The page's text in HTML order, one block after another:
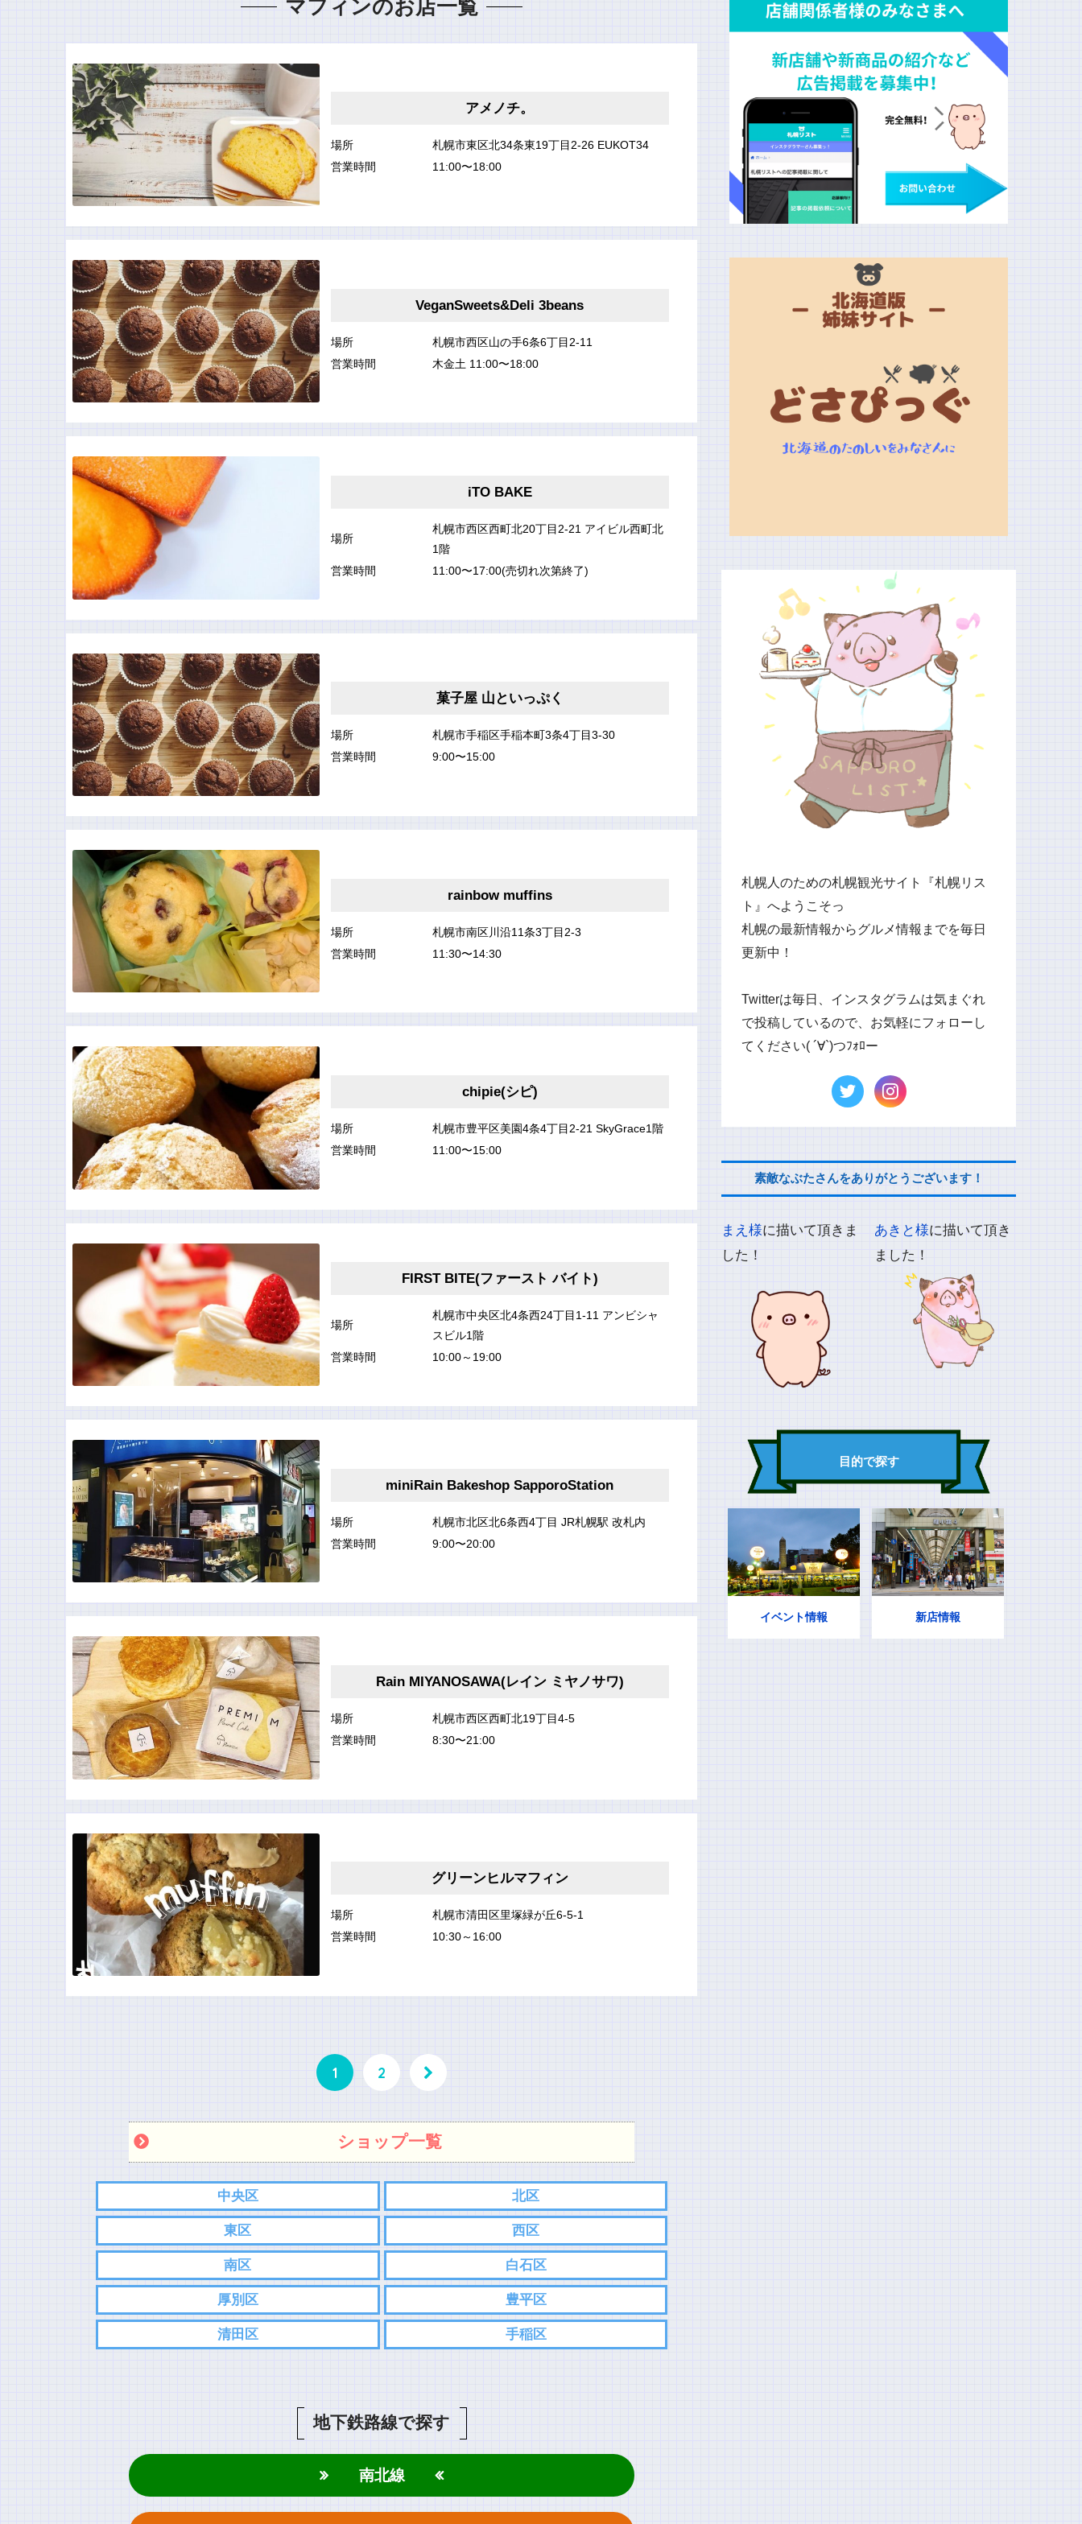
マフィンのお店一覧
アメノチ。
場所
札幌市東区北34条東19丁目2-26 EUKOT34
営業時間
11:00〜18:00
VeganSweets&Deli 3beans
場所
札幌市西区山の手6条6丁目2-11
営業時間
木金土 11:00〜18:00
iTO BAKE
場所
札幌市西区西町北20丁目2-21 アイビル西町北
1階
営業時間
11:00〜17:00(売切れ次第終了)
菓子屋 山といっぷく
場所
札幌市手稲区手稲本町3条4丁目3-30
営業時間
9:00〜15:00
rainbow muffins
場所
札幌市南区川沿11条3丁目2-3
営業時間
11:30〜14:30
chipie(シピ)
場所
札幌市豊平区美園4条4丁目2-21 SkyGrace1階
営業時間
11:00〜15:00
FIRST BITE(ファースト バイト)
場所
札幌市中央区北4条西24丁目1-11 アンビシャ
スビル1階
営業時間
10:00～19:00
miniRain Bakeshop SapporoStation
場所
札幌市北区北6条西4丁目 JR札幌駅 改札内
営業時間
9:00〜20:00
Rain MIYANOSAWA(レイン ミヤノサワ)
場所
札幌市西区西町北19丁目4-5
営業時間
8:30〜21:00
グリーンヒルマフィン
場所
札幌市清田区里塚緑が丘6-5-1
営業時間
10:30～16:00
1 2
ショップ一覧
中央区 北区
東区 西区
南区 白石区
厚別区 豊平区
清田区 手稲区
地下鉄路線で探す
南北線
札幌人のための札幌観光サイト『札幌リス
ト』へようこそっ
札幌の最新情報からグルメ情報までを毎日
更新中！
Twitterは毎日、インスタグラムは気まぐれ
で投稿しているので、お気軽にフォローし
てください( ´∀`)つﾌｫﾛー
素敵なぶたさんをありがとうございます！
まえ様に描いて頂きま
した！
あきと様に描いて頂き
ました！
目的で探す
イベント情報 新店情報